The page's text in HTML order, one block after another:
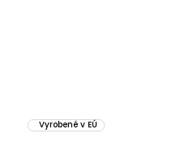
Vyrobené v EÚ